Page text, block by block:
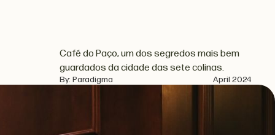
Café do Paço, um dos segredos mais bem
guardados da cidade das sete colinas.
By: Paradigma April 2024